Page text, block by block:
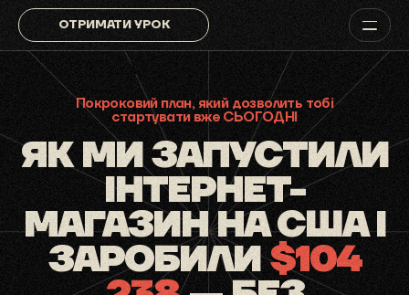
ОТРИМАТИ УРОК
Покроковий план, який дозволить тобі
стартувати вже СЬОГОДНІ
ЯК МИ ЗАПУСТИЛИ
ІНТЕРНЕТ-
МАГАЗИН НА США І
ЗАРОБИЛИ$104